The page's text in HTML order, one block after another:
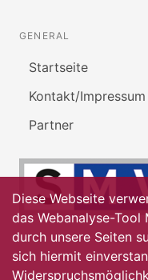
GENERAL
Startseite
Kontakt/Impressum
Partner
Diese Webseite
das Webanalyse-Tool
durch unsere Seiten
sich hiermit